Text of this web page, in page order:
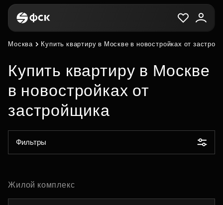
Москва Купить квартиру в Москве в новостройках от
Купить квартиру в Москве
в новостройках от
застройщика
Фильтры
Жилой комплекс